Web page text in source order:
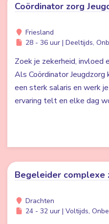
Coördinator zorg
Friesland
28 - 36 uur | Deeltijds,
Zoek je zekerheid, invloed
Als Coördinator
een sterk salaris en werk
ervaring telt en elke dag
Begeleider complexe
Drachten
24 - 32 uur | Voltijds,